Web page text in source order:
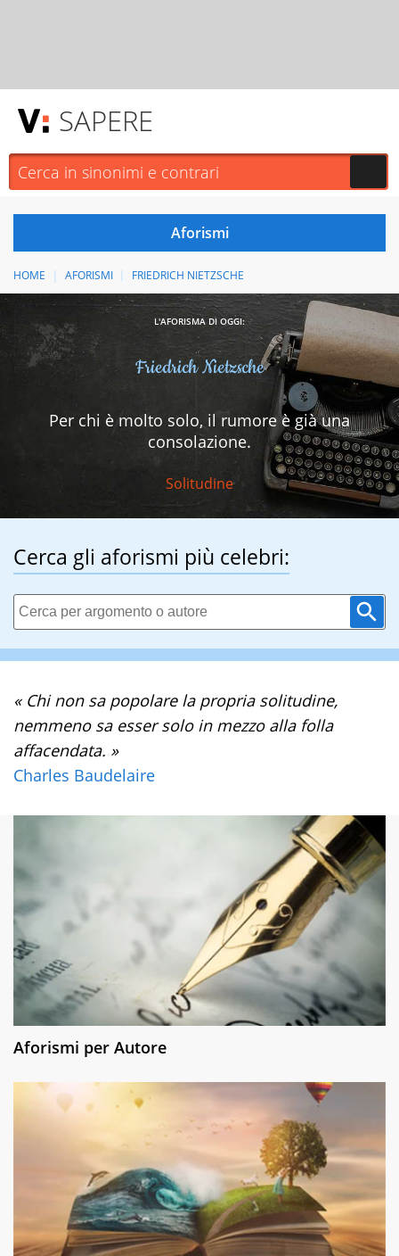
SAPERE
HOME AFORISMI FRIEDRICH NIETZSCHE
L'AFORISMA DI OGGI:
Friedrich Nietzsche
Per chi è molto solo, il rumore è già una
consolazione.
Solitudine
Cerca gli aforismi più celebri:
« Chi non sa popolare la propria solitudine,
nemmeno sa esser solo in mezzo alla folla
affacendata. »
Charles Baudelaire
Aforismi per Autore